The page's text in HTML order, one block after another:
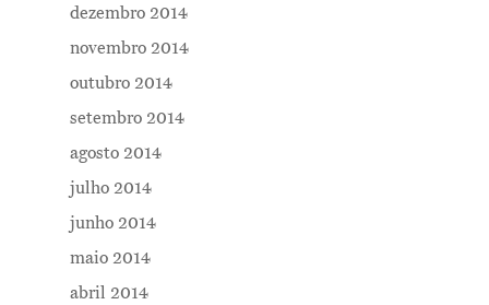
dezembro 2014
novembro 2014
outubro 2014
setembro 2014
agosto 2014
julho 2014
junho 2014
maio 2014
abril 2014